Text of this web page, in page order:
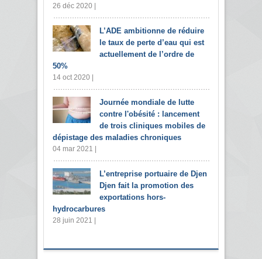
26 déc 2020 |
L’ADE ambitionne de réduire
le taux de perte d’eau qui est
actuellement de l’ordre de
50%
14 oct 2020 |
Journée mondiale de lutte
contre l'obésité : lancement
de trois cliniques mobiles de
dépistage des maladies chroniques
04 mar 2021 |
L’entreprise portuaire de Djen
Djen fait la promotion des
exportations hors-
hydrocarbures
28 juin 2021 |